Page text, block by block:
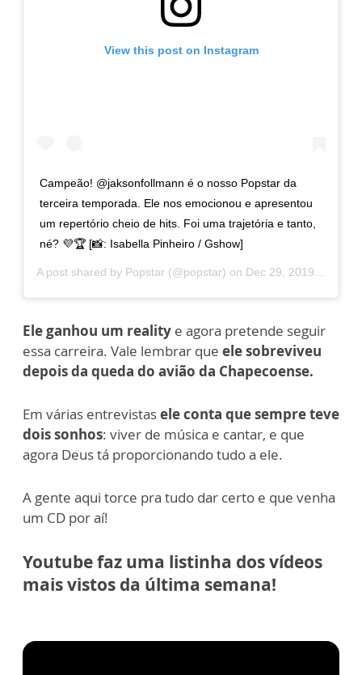
View this post on Instagram
Campeão! @jaksonfollmann é o nosso Popstar da
terceira temporada. Ele nos emocionou e apresentou
um repertório cheio de hits. Foi uma trajetória e tanto,
né? 💜🏆 [📸: Isabella Pinheiro / Gshow]
A post shared by Popstar (@popstar) on Dec 29, 2019 at 11:45am PST
Ele ganhou um reality e agora pretende seguir
essa carreira. Vale lembrar que ele sobreviveu
depois da queda do avião da Chapecoense.
Em várias entrevistasele conta que sempre teve
dois sonhos: viver de música e cantar, e que
agora Deus tá proporcionando tudo a ele.
A gente aqui torce pra tudo dar certo e que venha
um CD por aí!
Youtube faz uma listinha dos vídeos
mais vistos da última semana!